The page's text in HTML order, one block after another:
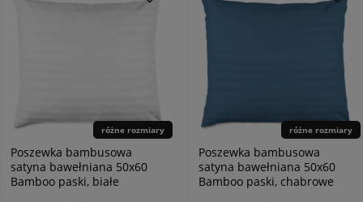
różne rozmiary
Poszewka bambusowa
satyna bawełniana 50x60
Bamboo paski, białe
różne rozmiary
Poszewka bambusowa
satyna bawełniana 50x60
Bamboo paski, chabrowe